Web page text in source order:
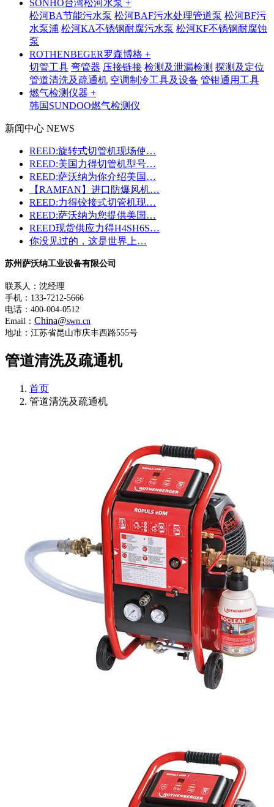
SONHO台湾松河水泵 +
松河BA节能污水泵 松河BAF污水处理管道泵 松河BF污
水泵浦 松河KA不锈钢耐腐污水泵 松河KF不锈钢耐腐蚀
泵
ROTHENBEGER罗森博格 +
切管工具 弯管器 压接链接 检测及泄漏检测 探测及定位
管道清洗及疏通机 空调制冷工具及设备 管钳通用工具
燃气检测仪器 +
韩国SUNDOO燃气检测仪
新闻中心 NEWS
REED:旋转式切管机现场使…
REED:美国力得切管机型号…
REED:萨沃纳为你介绍美国…
【RAMFAN】进口防爆风机…
REED:力得铰接式切管机现…
REED:萨沃纳为您提供美国…
REED现货供应力得H4SH6S…
你没见过的，这是世界上…
苏州萨沃纳工业设备有限公司
联系人：沈经理
手机：133-7212-5666
电话：400-004-0512
Email： China@swn.cn
地址：江苏省昆山市庆丰西路555号
管道清洗及疏通机
首页
管道清洗及疏通机